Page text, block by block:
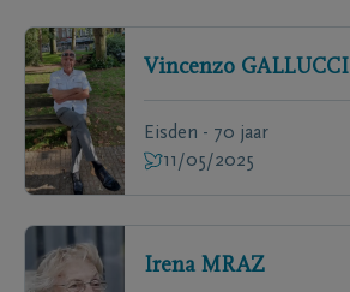
Vincenzo GALLUCCI
Eisden - 70 jaar
11/05/2025
Irena MRAZ